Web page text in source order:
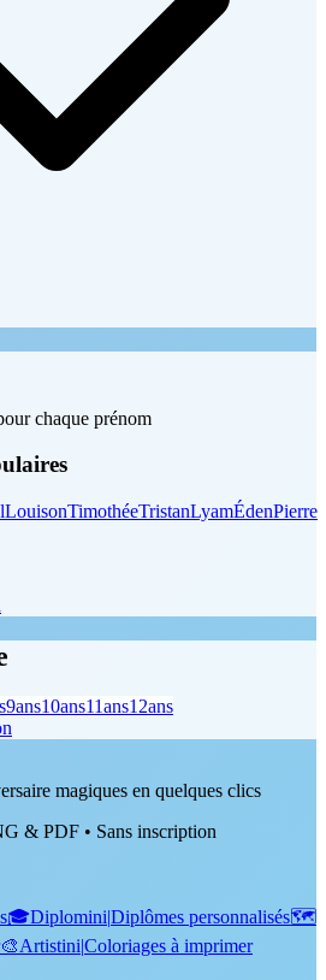
chaque prénom
LouisonTimothéeTristanLyamÉdenPierre
9ans10ans11ans12ans
magiques en quelques clics
& PDF • Sans inscription
🎓Diplomini|Diplômes personnalisés🗺️
🎨Artistini|Coloriages à imprimer